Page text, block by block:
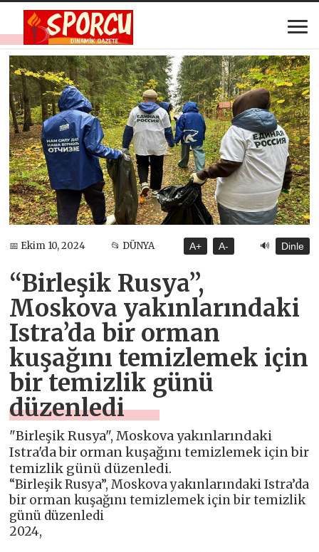
📅 Ekim 10, 2024 📂 DÜNYA A+ A- 🔊 Dinle
“Birleşik Rusya”,
Moskova yakınlarındaki
Istra’da bir orman
kuşağını temizlemek için
bir temizlik günü
düzenledi
"Birleşik Rusya", Moskova yakınlarındaki
Istra'da bir orman kuşağını temizlemek için bir
temizlik günü düzenledi.
“Birleşik Rusya”, Moskova yakınlarındaki Istra’da
bir orman kuşağını temizlemek için bir temizlik
günü düzenledi
2024,